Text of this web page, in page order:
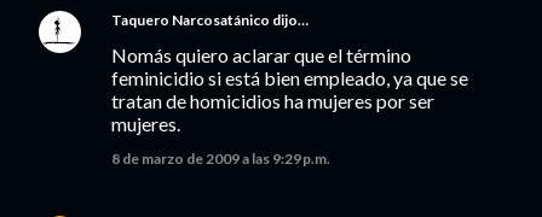
Taquero Narcosatánico dijo…
Nomás quiero aclarar que el término
feminicidio si está bien empleado, ya que se
tratan de homicidios ha mujeres por ser
mujeres.
8 de marzo de 2009 a las 9:29 p.m.